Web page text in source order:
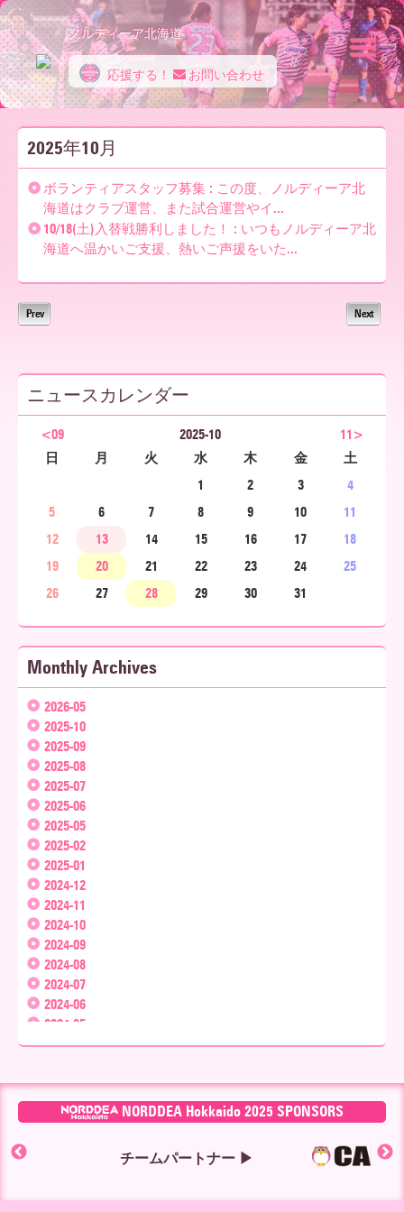
ノ
ル
デ
ィ
ー
ア
北
海
道
ノルディーア北海道
応援する！ お問い合わせ
2025年10月
ボランティアスタッフ募集 : この度、ノルディーア北
海道はクラブ運営、また試合運営やイ...
10/18(土)入替戦勝利しました！ : いつもノルディーア北
海道へ温かいご支援、熱いご声援をいた...
Prev Next
ニュースカレンダー
<09 2025-10
11>
日
月 火 水 木 金
土
1
2 3
4
5
6 7 8 9 10
11
12
13 14 15 16 17
18
19
20 21 22 23 24
25
26
27 28 29 30 31
Monthly Archives
2026-05
2025-10
2025-09
2025-08
2025-07
2025-06
2025-05
2025-02
2025-01
2024-12
2024-11
2024-10
2024-09
2024-08
2024-07
2024-06
2024-05
2024-04
2024-02
2024-01
2023-12
2023-08
NORDDEA Hokkaido 2025 SPONSORS
チームパートナー ▶